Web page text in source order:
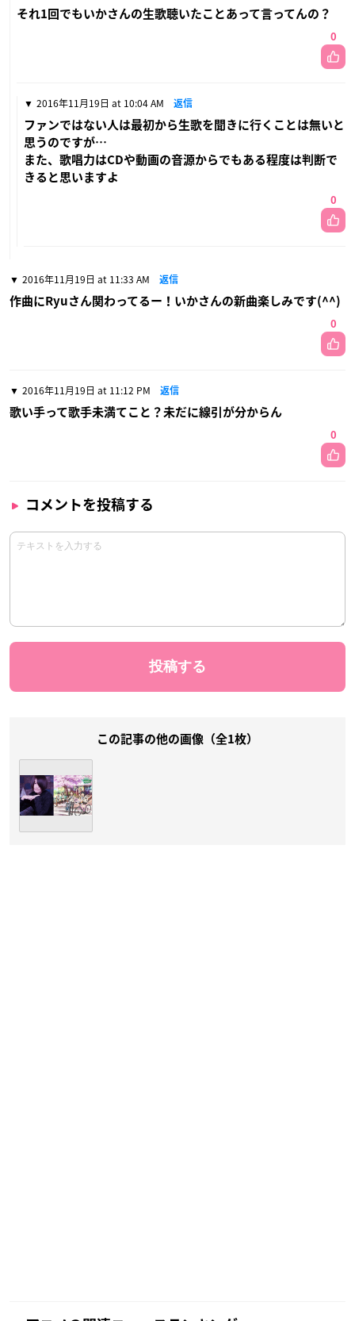
それ1回でもいかさんの生歌聴いたことあって言ってんの？
0
2016年11月19日 at 10:04 AM 返信
ファンではない人は最初から生歌を聞きに行くことは無いと
思うのですが…
また、歌唱力はCDや動画の音源からでもある程度は判断で
きると思いますよ
0
2016年11月19日 at 11:33 AM 返信
作曲にRyuさん関わってるー！いかさんの新曲楽しみです(^^)
0
2016年11月19日 at 11:12 PM 返信
歌い手って歌手未満てこと？未だに線引が分からん
0
コメントを投稿する
この記事の他の画像（全1枚）